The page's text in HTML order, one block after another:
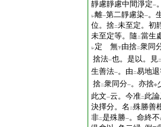
靜慮靜慮中間淨定一
レ離一第二靜慮染一。
位。捨二未至定。初
未至定等。隨 二當生
レ定 無下由捨二衆同
捨法一也。是以。見二
生善法一。由 二易地
捨二衆同分一。亦捨中
此文一云。今准二 此
決擇分。名 二殊勝善
非二是殊勝一。命終不